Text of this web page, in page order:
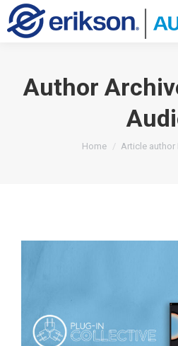
Author
You are here:
Home Article author